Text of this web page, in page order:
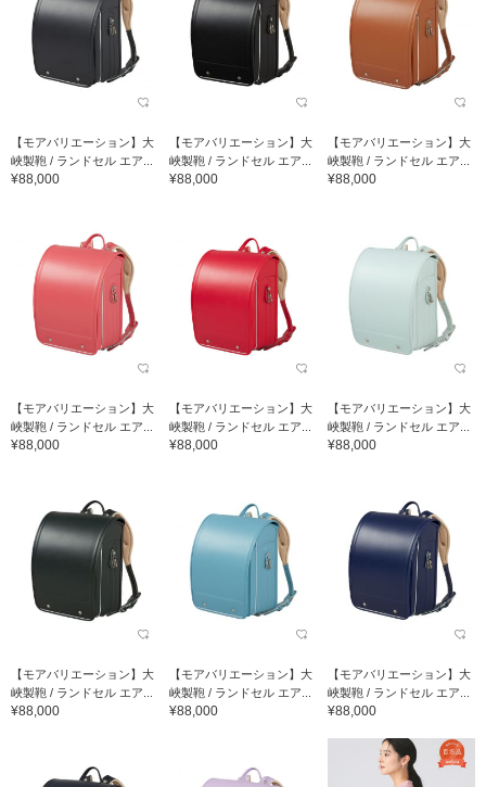
【モアバリエーション】大
峽製鞄 / ランドセル エア...
¥88,000
【モアバリエーション】大
峽製鞄 / ランドセル エア...
¥88,000
【モアバリエーション】大
峽製鞄 / ランドセル エア...
¥88,000
【モアバリエーション】大
峽製鞄 / ランドセル エア...
¥88,000
【モアバリエーション】大
峽製鞄 / ランドセル エア...
¥88,000
【モアバリエーション】大
峽製鞄 / ランドセル エア...
¥88,000
【モアバリエーション】大
峽製鞄 / ランドセル エア...
¥88,000
【モアバリエーション】大
峽製鞄 / ランドセル エア...
¥88,000
【モアバリエーション】大
峽製鞄 / ランドセル エア...
¥88,000